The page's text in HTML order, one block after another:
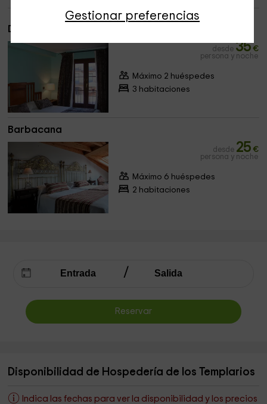
Gestionar preferencias
Dormitorio Doble o Twin
desde 35 €
persona y noche
Máximo 2 huéspedes
3 habitaciones
Barbacana
desde 25 €
persona y noche
Máximo 6 huéspedes
2 habitaciones
Reservar
Disponibilidad de Hospedería de los Templarios
Indica las fechas para ver la disponibilidad y los precios